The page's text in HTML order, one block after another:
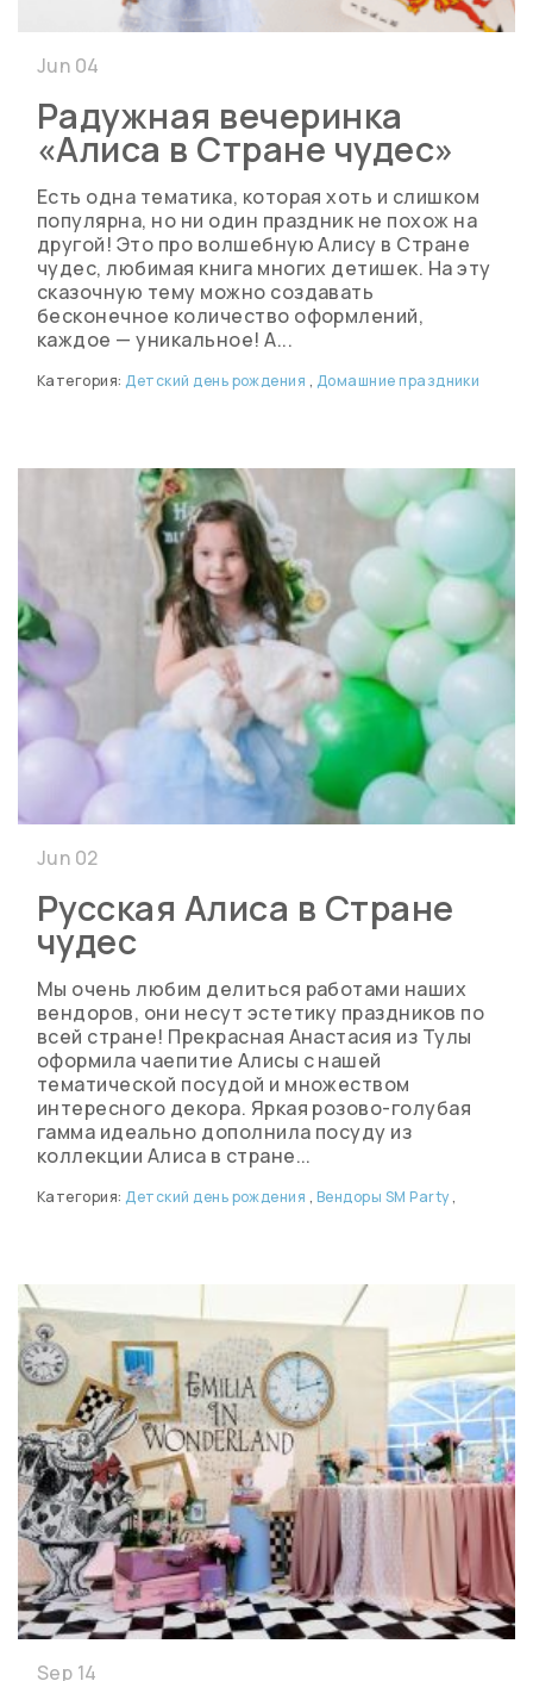
Радужная вечеринка
«Алиса в Стране чудес»
Есть одна тематика, которая хоть и слишком
популярна, но ни один праздник не похож на
другой! Это про волшебную Алису в Стране
чудес, любимая книга многих детишек. На эту
сказочную тему можно создавать
бесконечное количество оформлений,
каждое — уникальное! А...
Jun 04
Категория:Детский день рождения , Домашние праздники
Русская Алиса в Стране
чудес
Мы очень любим делиться работами наших
вендоров, они несут эстетику праздников по
всей стране! Прекрасная Анастасия из Тулы
оформила чаепитие Алисы с нашей
тематической посудой и множеством
интересного декора. Яркая розово-голубая
гамма идеально дополнила посуду из
коллекции Алиса в стране...
Jun 02
Категория:Детский день рождения , Вендоры SM Party,
Sep 14